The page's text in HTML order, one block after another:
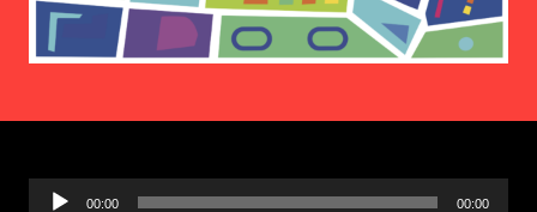
Ljudspelare
00:00 00:00